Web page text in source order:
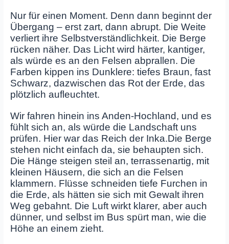
Nur für einen Moment. Denn dann beginnt der
Übergang – erst zart, dann abrupt. Die Weite
verliert ihre Selbstverständlichkeit. Die Berge
rücken näher. Das Licht wird härter, kantiger,
als würde es an den Felsen abprallen. Die
Farben kippen ins Dunklere: tiefes Braun, fast
Schwarz, dazwischen das Rot der Erde, das
plötzlich aufleuchtet.
Wir fahren hinein ins Anden‑Hochland, und es
fühlt sich an, als würde die Landschaft uns
prüfen. Hier war das Reich der Inka.Die Berge
stehen nicht einfach da, sie behaupten sich.
Die Hänge steigen steil an, terrassenartig, mit
kleinen Häusern, die sich an die Felsen
klammern. Flüsse schneiden tiefe Furchen in
die Erde, als hätten sie sich mit Gewalt ihren
Weg gebahnt. Die Luft wirkt klarer, aber auch
dünner, und selbst im Bus spürt man, wie die
Höhe an einem zieht.